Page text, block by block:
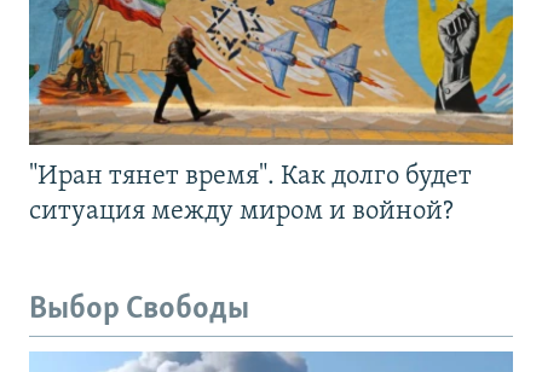
"Иран тянет время". Как долго будет
ситуация между миром и войной?
Выбор Свободы